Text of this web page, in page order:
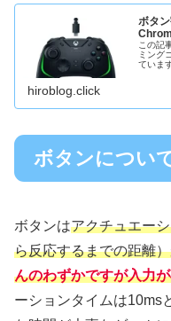
ボタ
この記
ミング
ていま
hiroblog.click
ボタンについ
ボタンはアクチュエー
ら反応するまでの距離
んのわずかですが入力
ーションタイムは10ms